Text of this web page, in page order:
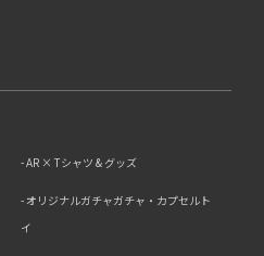
AR × Tシャツ & グッズ
オリジナルガチャガチャ・カプセルト
イ